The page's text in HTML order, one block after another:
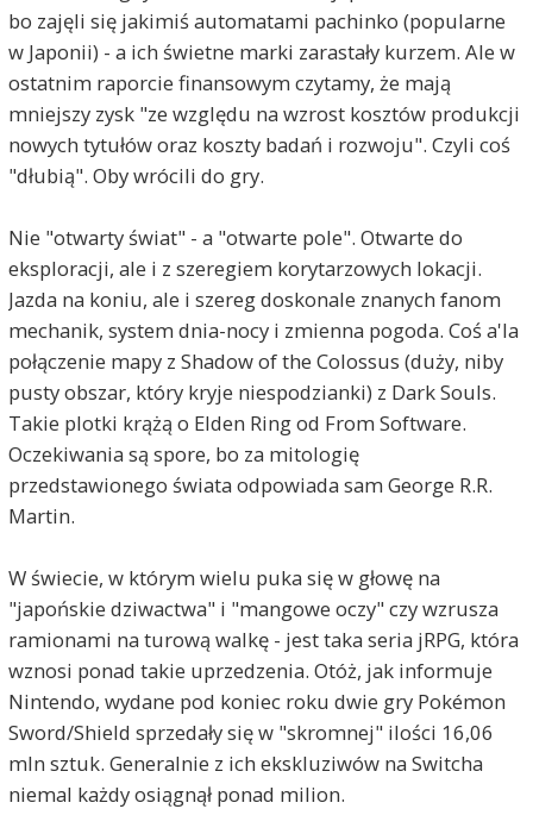
bo zajęli się jakimiś automatami pachinko (popularne
w Japonii) - a ich świetne marki zarastały kurzem. Ale w
ostatnim raporcie finansowym czytamy, że mają
mniejszy zysk "ze względu na wzrost kosztów produkcji
nowych tytułów oraz koszty badań i rozwoju". Czyli coś
"dłubią". Oby wrócili do gry.
Nie "otwarty świat" - a "otwarte pole". Otwarte do
eksploracji, ale i z szeregiem korytarzowych lokacji.
Jazda na koniu, ale i szereg doskonale znanych fanom
mechanik, system dnia-nocy i zmienna pogoda. Coś a'la
połączenie mapy z Shadow of the Colossus (duży, niby
pusty obszar, który kryje niespodzianki) z Dark Souls.
Takie plotki krążą o Elden Ring od From Software.
Oczekiwania są spore, bo za mitologię
przedstawionego świata odpowiada sam George R.R.
Martin.
W świecie, w którym wielu puka się w głowę na
"japońskie dziwactwa" i "mangowe oczy" czy wzrusza
ramionami na turową walkę - jest taka seria jRPG, która
wznosi ponad takie uprzedzenia. Otóż, jak informuje
Nintendo, wydane pod koniec roku dwie gry Pokémon
Sword/Shield sprzedały się w "skromnej" ilości 16,06
mln sztuk. Generalnie z ich ekskluziwów na Switcha
niemal każdy osiągnął ponad milion.